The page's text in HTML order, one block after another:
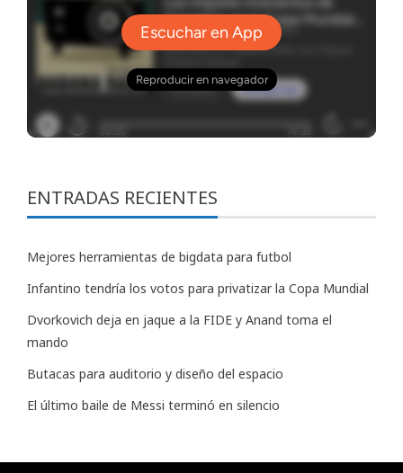
ENTRADAS RECIENTES
Mejores herramientas de bigdata para futbol
Infantino tendría los votos para privatizar la Copa Mundial
Dvorkovich deja en jaque a la FIDE y Anand toma el
mando
Butacas para auditorio y diseño del espacio
El último baile de Messi terminó en silencio